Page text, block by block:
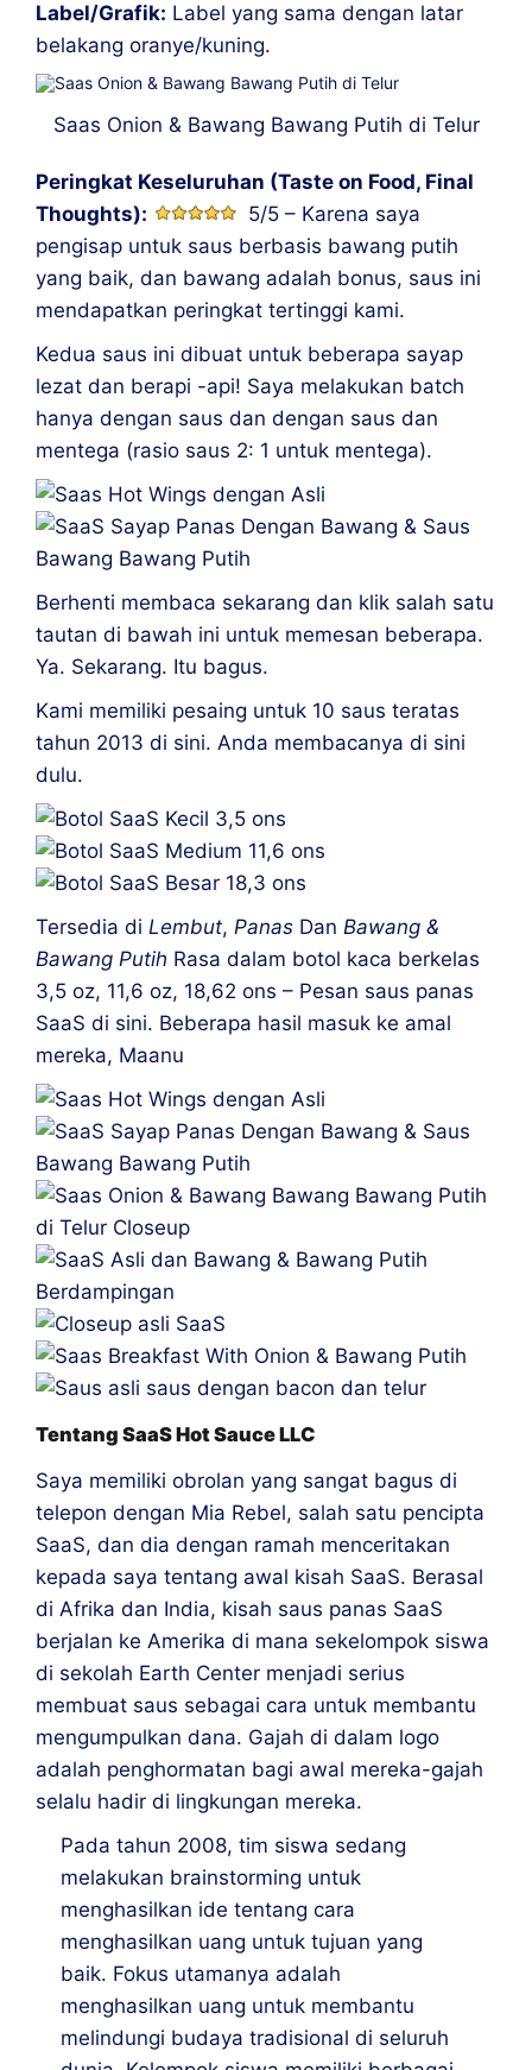
Label/Grafik: Label yang sama dengan latar
belakang oranye/kuning.
Saas Onion & Bawang Bawang Putih di Telur
Peringkat Keseluruhan (Taste on Food, Final
Thoughts):
5/5 – Karena saya
pengisap untuk saus berbasis bawang putih
yang baik, dan bawang adalah bonus, saus ini
mendapatkan peringkat tertinggi kami.
Kedua saus ini dibuat untuk beberapa sayap
lezat dan berapi -api! Saya melakukan batch
hanya dengan saus dan dengan saus dan
mentega (rasio saus 2: 1 untuk mentega).
Berhenti membaca sekarang dan klik salah satu
tautan di bawah ini untuk memesan beberapa.
Ya. Sekarang. Itu bagus.
Kami memiliki pesaing untuk 10 saus teratas
tahun 2013 di sini. Anda membacanya di sini
dulu.
Tersedia di Lembut, Panas Dan Bawang &
Bawang Putih Rasa dalam botol kaca berkelas
3,5 oz, 11,6 oz, 18,62 ons – Pesan saus panas
SaaS di sini. Beberapa hasil masuk ke amal
mereka, Maanu
Tentang SaaS Hot Sauce LLC
Saya memiliki obrolan yang sangat bagus di
telepon dengan Mia Rebel, salah satu pencipta
SaaS, dan dia dengan ramah menceritakan
kepada saya tentang awal kisah SaaS. Berasal
di Afrika dan India, kisah saus panas SaaS
berjalan ke Amerika di mana sekelompok siswa
di sekolah Earth Center menjadi serius
membuat saus sebagai cara untuk membantu
mengumpulkan dana. Gajah di dalam logo
adalah penghormatan bagi awal mereka-gajah
selalu hadir di lingkungan mereka.
Pada tahun 2008, tim siswa sedang
melakukan brainstorming untuk
menghasilkan ide tentang cara
menghasilkan uang untuk tujuan yang
baik. Fokus utamanya adalah
menghasilkan uang untuk membantu
melindungi budaya tradisional di seluruh